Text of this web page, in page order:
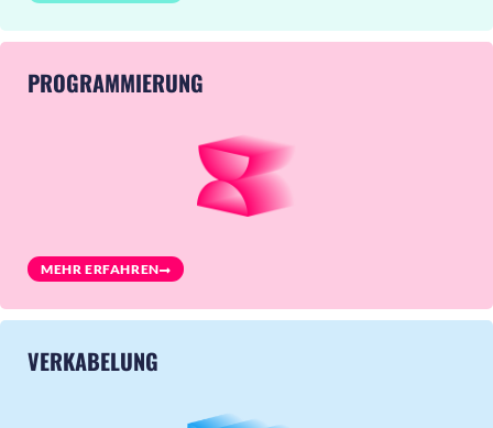
PROGRAMMIERUNG
MEHR ERFAHREN
VERKABELUNG